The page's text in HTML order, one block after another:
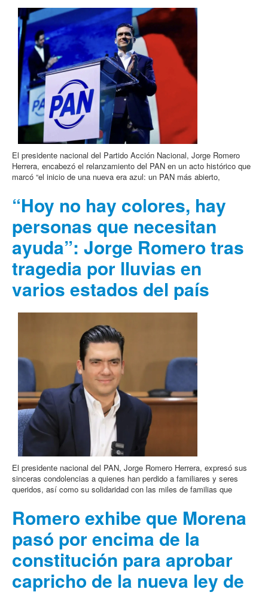
El presidente nacional del Partido Acción Nacional, Jorge Romero
Herrera, encabezó el relanzamiento del PAN en un acto histórico que
marcó “el inicio de una nueva era azul: un PAN más abierto,
“Hoy no hay colores, hay
personas que necesitan
ayuda”: Jorge Romero tras
tragedia por lluvias en
varios estados del país
El presidente nacional del PAN, Jorge Romero Herrera, expresó sus
sinceras condolencias a quienes han perdido a familiares y seres
queridos, así como su solidaridad con las miles de familias que
Romero exhibe que Morena
pasó por encima de la
constitución para aprobar
capricho de la nueva ley de